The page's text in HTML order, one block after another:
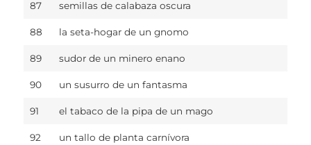
87 semillas de calabaza oscura
88 la seta-hogar de un gnomo
89 sudor de un minero enano
90 un susurro de un fantasma
91 el tabaco de la pipa de un mago
92 un tallo de planta carnívora